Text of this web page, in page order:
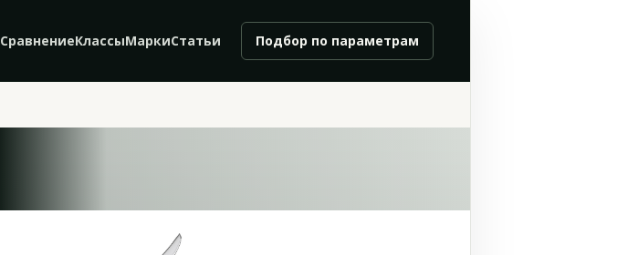
СравнениеКлассыМаркиСтатьи Подбор по параметрам